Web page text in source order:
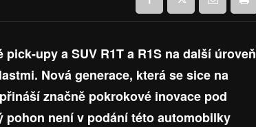
upy a SUV R1T a R1S na další úroveň
Nová generace, která se sice na
značně pokrokové inovace pod
není v podání této automobilky